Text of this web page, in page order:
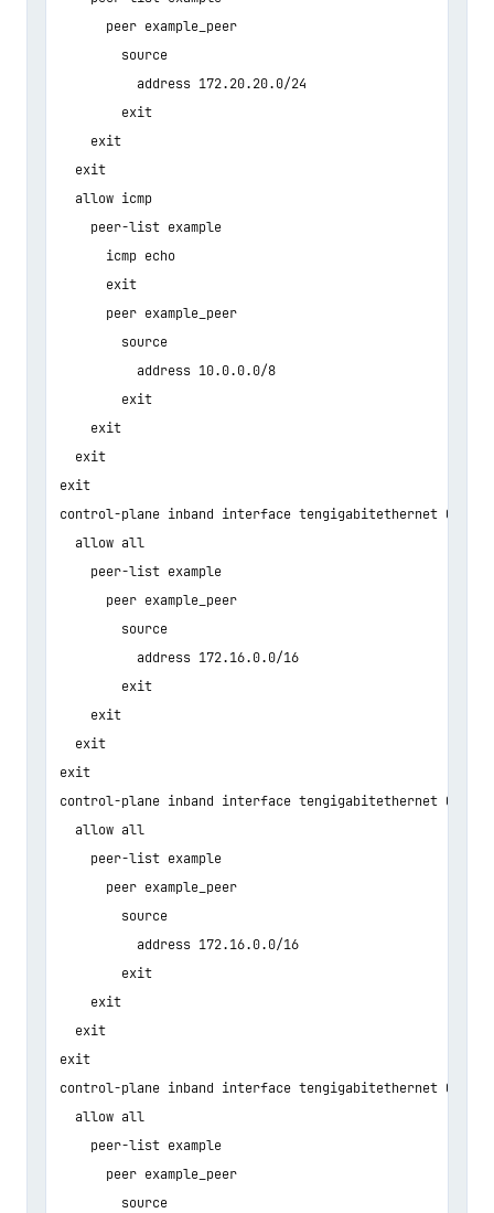
      peer example_peer
        source
          address 172.20.20.0/24
        exit
    exit
  exit
  allow icmp
    peer-list example
      icmp echo
      exit
      peer example_peer
        source
          address 10.0.0.0/8
        exit
    exit
  exit
exit
control-plane inband interface tengigabitethernet 0/0/1
  allow all
    peer-list example
      peer example_peer
        source
          address 172.16.0.0/16
        exit
    exit
  exit
exit
control-plane inband interface tengigabitethernet 0/0/2
  allow all
    peer-list example
      peer example_peer
        source
          address 172.16.0.0/16
        exit
    exit
  exit
exit
control-plane inband interface tengigabitethernet 0/0/3
  allow all
    peer-list example
      peer example_peer
        source